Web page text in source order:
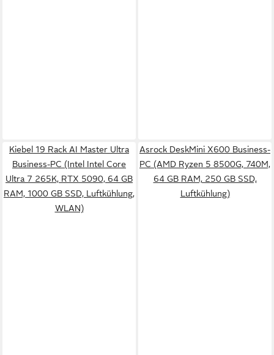
Kiebel 19 Rack AI Master Ultra
Business-PC (Intel Intel Core
Ultra 7 265K, RTX 5090, 64 GB
RAM, 1000 GB SSD, Luftkühlung,
WLAN)
Asrock DeskMini X600 Business-
PC (AMD Ryzen 5 8500G, 740M,
64 GB RAM, 250 GB SSD,
Luftkühlung)